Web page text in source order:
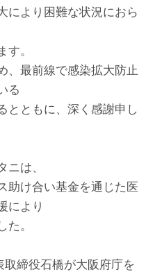
により困難な状況におら
す。
、最前線で感染拡大防止
る
とともに、深く感謝申し
ニは、
助け合い基金を通じた医
により
た。
取締役石橋が大阪府庁を